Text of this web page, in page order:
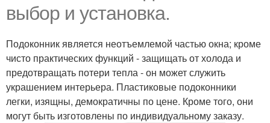
выбор и установка.
Подоконник является неотъемлемой частью окна; кроме
чисто практических функций - защищать от холода и
предотвращать потери тепла - он может служить
украшением интерьера. Пластиковые подоконники
легки, изящны, демократичны по цене. Кроме того, они
могут быть изготовлены по индивидуальному заказу.